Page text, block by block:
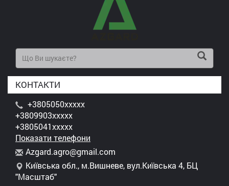
КОНТАКТИ
+3805050xxxxx
+3809903xxxxx
+3805041xxxxx
Показати телефони
Azgard.agro@gmail.com
Київська обл., м.Вишневе, вул.Київська 4, БЦ
"Масштаб"